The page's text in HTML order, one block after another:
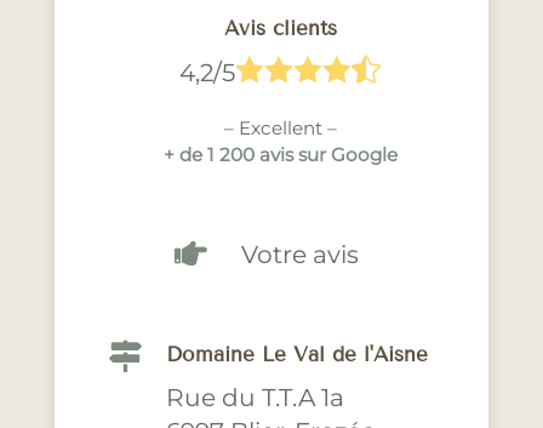
Avis clients
4,2/5
– Excellent –
+ de 1 200 avis sur Google
 Votre avis
 Domaine Le Val de l'Aisne
Rue du T.T.A 1a